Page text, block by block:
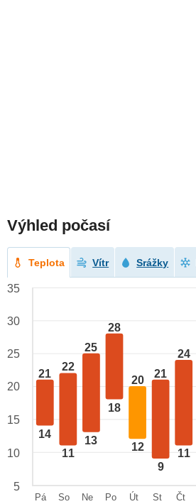
Výhled počasí
Teplota Vítr Srážky
21
14
22
11
25
13
28
18
20
12
21
9
24
11
35
30
25
20
15
10
5
Pá
So
Ne
Po
Út
St
Čt